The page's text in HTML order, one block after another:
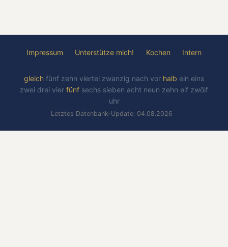
Impressum Unterstütze mich! Kochen Intern
gleich fünf zehn viertel zwanzig nach vor halb ein eins
zwei drei vier fünf sechs sieben acht neun zehn elf zwölf
uhr
Letztes Datenbank-Update: 04.08.2026